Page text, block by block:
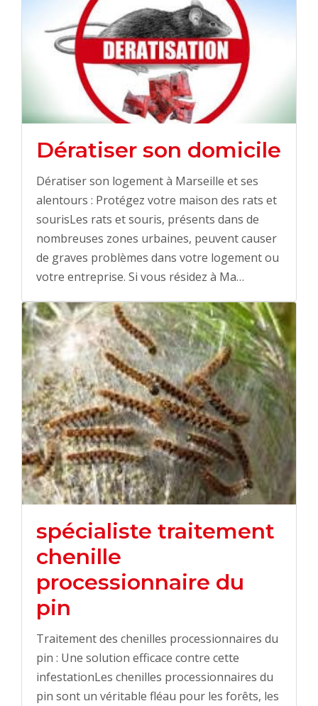
Dératiser son domicile
Dératiser son logement à Marseille et ses
alentours : Protégez votre maison des rats et
sourisLes rats et souris, présents dans de
nombreuses zones urbaines, peuvent causer
de graves problèmes dans votre logement ou
votre entreprise. Si vous résidez à Ma…
spécialiste traitement
chenille
processionnaire du
pin
Traitement des chenilles processionnaires du
pin : Une solution efficace contre cette
infestationLes chenilles processionnaires du
pin sont un véritable fléau pour les forêts, les